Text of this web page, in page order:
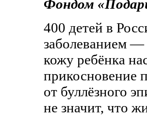
Фондом
400 детей в
заболеванием —
кожу ребёнка
прикосновение
от буллёзного
не значит, что